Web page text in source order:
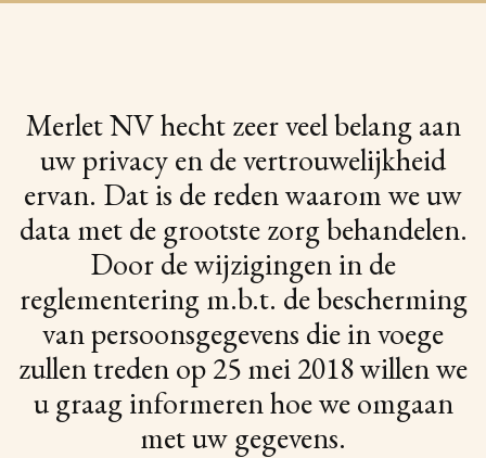
Merlet NV hecht zeer veel belang aan
uw privacy en de vertrouwelijkheid
ervan. Dat is de reden waarom we uw
data met de grootste zorg behandelen.
Door de wijzigingen in de
reglementering m.b.t. de bescherming
van persoonsgegevens die in voege
zullen treden op 25 mei 2018 willen we
u graag informeren hoe we omgaan
met uw gegevens.